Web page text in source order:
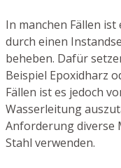
In manchen Fällen
durch einen
beheben. Dafür
Beispiel Epoxidharz
Fällen ist es jedoch
Wasserleitung
Anforderung diverse
Stahl verwenden.